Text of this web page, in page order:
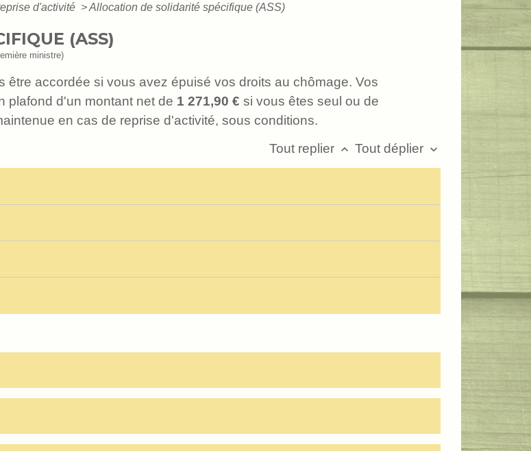
d'activité >Allocation de solidarité spécifique (ASS)
(ASS)
ministre)
accordée si vous avez épuisé vos droits au chômage. Vos
plafond d'un montant net de 1 271,90 € si vous êtes seul ou de
en cas de reprise d'activité, sous conditions.
Tout replier keyboard_arrow_up Tout déplier keyboard_arrow_down